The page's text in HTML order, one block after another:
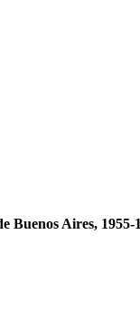
Buenos Aires, 1955-